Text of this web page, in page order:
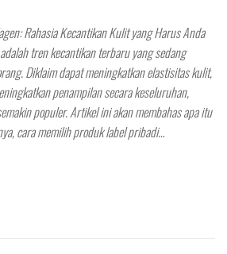
Rahasia Kecantikan Kulit yang Harus Anda
tren kecantikan terbaru yang sedang
Diklaim dapat meningkatkan elastisitas kulit,
penampilan secara keseluruhan,
populer. Artikel ini akan membahas apa itu
cara memilih produk label pribadi…